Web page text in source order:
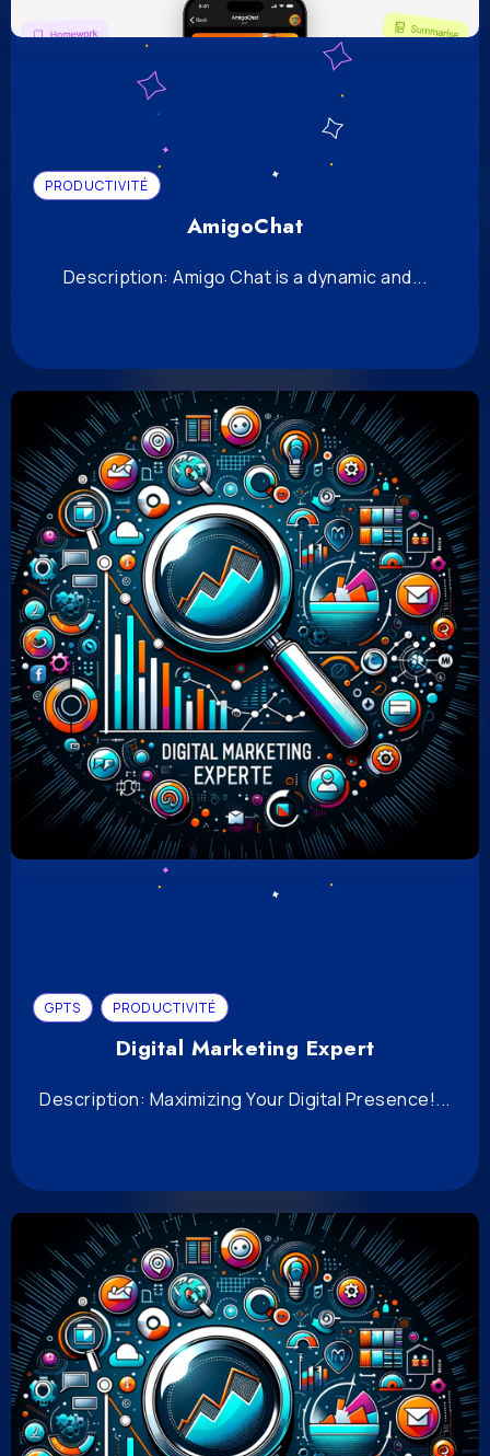
PRODUCTIVITÉ
AmigoChat
Description: Amigo Chat is a dynamic and...
GPTS PRODUCTIVITÉ
Digital Marketing Expert
Description: Maximizing Your Digital Presence!...